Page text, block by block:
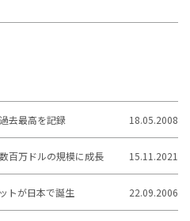
去最高を記録 18.05.2008
百万ドルの規模に成長 15.11.2021
トが日本で誕生 22.09.2006